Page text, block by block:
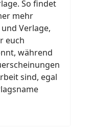
So findet
mehr
Verlage,
euch
während
sind, egal